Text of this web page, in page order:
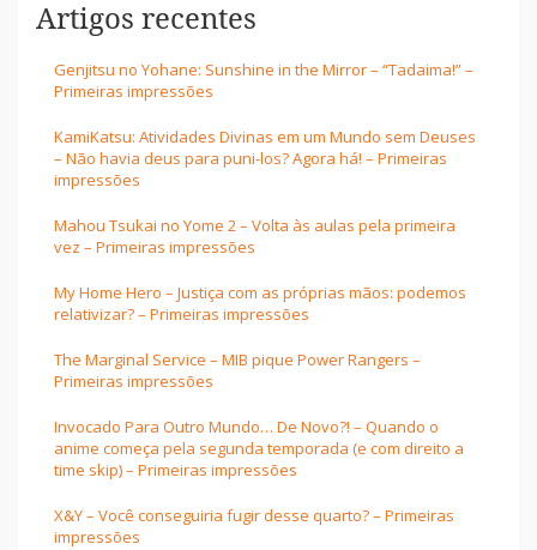
Artigos recentes
Genjitsu no Yohane: Sunshine in the Mirror – “Tadaima!” –
Primeiras impressões
KamiKatsu: Atividades Divinas em um Mundo sem Deuses
– Não havia deus para puni-los? Agora há! – Primeiras
impressões
Mahou Tsukai no Yome 2 – Volta às aulas pela primeira
vez – Primeiras impressões
My Home Hero – Justiça com as próprias mãos: podemos
relativizar? – Primeiras impressões
The Marginal Service – MIB pique Power Rangers –
Primeiras impressões
Invocado Para Outro Mundo… De Novo?! – Quando o
anime começa pela segunda temporada (e com direito a
time skip) – Primeiras impressões
X&Y – Você conseguiria fugir desse quarto? – Primeiras
impressões